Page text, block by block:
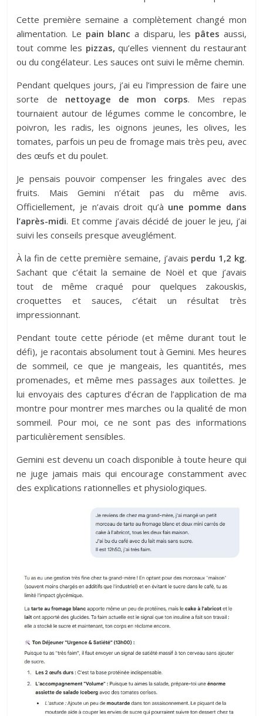
Cette première semaine a complètement changé mon
alimentation. Le pain blanc a disparu, les pâtes aussi,
tout comme les pizzas,qu’elles viennent du restaurant
ou du congélateur. Les sauces ont suivi le même chemin.
Pendant quelques jours, j’ai eu l’impression de faire une
sorte de nettoyage de mon corps. Mes repas
tournaient autour de légumes comme le concombre, le
poivron, les radis, les oignons jeunes, les olives, les
tomates, parfois un peu de fromage mais très peu, avec
des œufs et du poulet.
Je pensais pouvoir compenser les fringales avec des
fruits. Mais Gemini n’était pas du même avis.
Officiellement, je n’avais droit qu’à une pomme dans
l’après-midi. Et comme j’avais décidé de jouer le jeu, j’ai
suivi les conseils presque aveuglément.
À la fin de cette première semaine, j’avais perdu 1,2 kg.
Sachant que c’était la semaine de Noël et que j’avais
tout de même craqué pour quelques zakouskis,
croquettes et sauces, c’était un résultat très
impressionnant.
Pendant toute cette période (et même durant tout le
défi), je racontais absolument tout à Gemini. Mes heures
de sommeil, ce que je mangeais, les quantités, mes
promenades, et même mes passages aux toilettes. Je
lui envoyais des captures d’écran de l’application de ma
montre pour montrer mes marches ou la qualité de mon
sommeil. Pour moi, ce ne sont pas des informations
particulièrement sensibles.
Gemini est devenu un coach disponible à toute heure qui
ne juge jamais mais qui encourage constamment avec
des explications rationnelles et physiologiques.